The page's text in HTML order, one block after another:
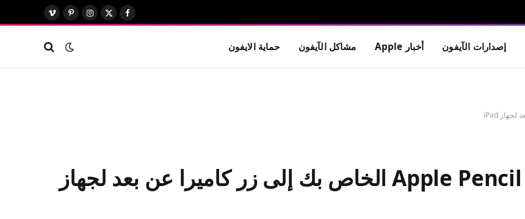
فيسبوك
X
الانستغرام
بينتيريست
فيميو
إصدارات الآيفون أخبار Apple مشاكل الآيفون حماية الايفون
يقوم هذا التطبيق بتحويل قلم Apple Pencil الخاص بك إلى زر كاميرا عن بعد لجهاز